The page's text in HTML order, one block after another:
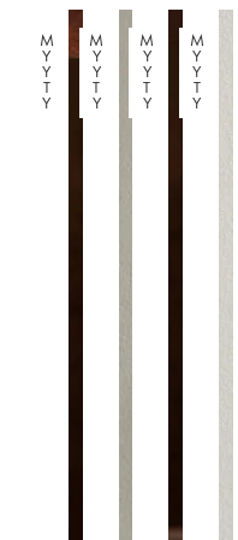
M
Y
Y
T
Y
M
Y
Y
T
Y
M
Y
Y
T
Y
M
Y
Y
T
Y